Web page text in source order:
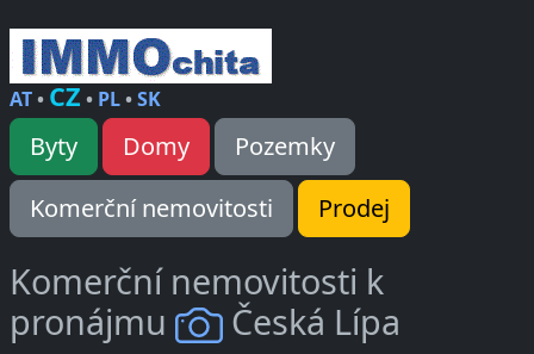
AT• CZ • PL•SK
Byty Domy
Pozemky
Komerční nemovitosti
Prodej
Komerční nemovitosti k
pronájmu
Česká Lípa